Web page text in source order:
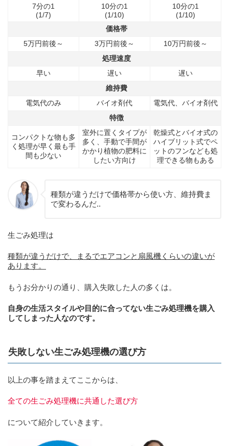
7分の1
(1/7)
10分の1
(1/10)
10分の1
(1/10)
価格帯
5万円前後～
3万円前後～
10万円前後～
処理速度
早い
遅い
遅い
維持費
電気代のみ
バイオ剤代
電気代、バイオ剤代
特徴
コンパクトな物も多
く処理が早く最も手
間も少ない
室外に置くタイプが
多く、手動で手間が
かかり植物の肥料に
したい方向け
乾燥式とバイオ式の
ハイブリット式でペ
ットのフンなども処
理できる物もある
種類が違うだけで価格帯から使い方、維持費ま
で変わるんだ..
生ごみ処理は
種類が違うだけで、まるでエアコンと扇風機くらいの違いが
あります。
もうお分かりの通り、購入失敗した人の多くは。
自身の生活スタイルや目的に合ってない生ごみ処理機を購入
してしまった人なのです。
失敗しない生ごみ処理機の選び方
以上の事を踏まえてここからは、
全ての生ごみ処理機に共通した選び方
について紹介していきます。